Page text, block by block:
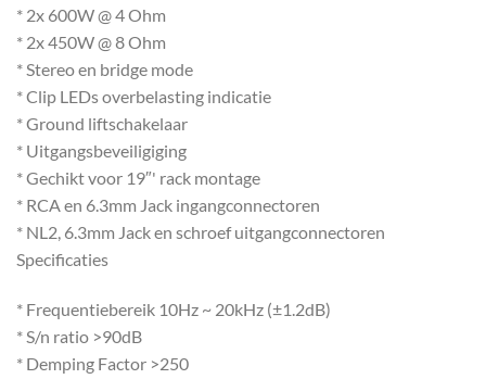
* 2x 600W @ 4 Ohm
* 2x 450W @ 8 Ohm
* Stereo en bridge mode
* Clip LEDs overbelasting indicatie
* Ground liftschakelaar
* Uitgangsbeveiligiging
* Gechikt voor 19″' rack montage
* RCA en 6.3mm Jack ingangconnectoren
* NL2, 6.3mm Jack en schroef uitgangconnectoren
Specificaties
* Frequentiebereik 10Hz ~ 20kHz (±1.2dB)
* S/n ratio >90dB
* Demping Factor >250